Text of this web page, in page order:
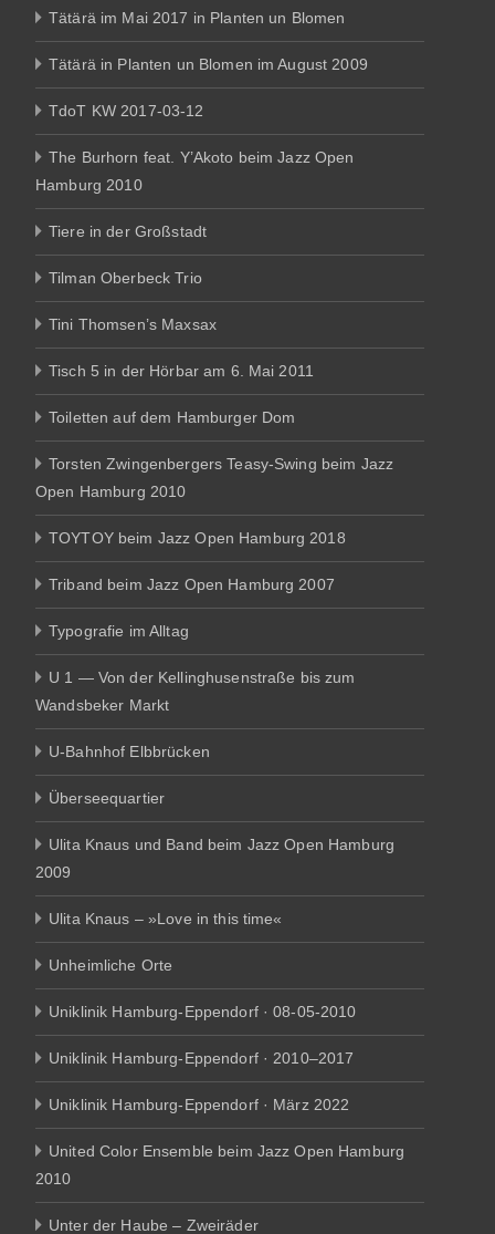
Tätärä im Mai 2017 in Planten un Blomen
Tätärä in Planten un Blomen im August 2009
TdoT KW 2017-03-12
The Burhorn feat. Y’Akoto beim Jazz Open
Hamburg 2010
Tiere in der Großstadt
Tilman Oberbeck Trio
Tini Thomsen’s Maxsax
Tisch 5 in der Hörbar am 6. Mai 2011
Toiletten auf dem Hamburger Dom
Torsten Zwingenbergers Teasy-Swing beim Jazz
Open Hamburg 2010
TOYTOY beim Jazz Open Hamburg 2018
Triband beim Jazz Open Hamburg 2007
Typografie im Alltag
U 1 — Von der Kellinghusenstraße bis zum
Wandsbeker Markt
U-Bahnhof Elbbrücken
Überseequartier
Ulita Knaus und Band beim Jazz Open Hamburg
2009
Ulita Knaus – »Love in this time«
Unheimliche Orte
Uniklinik Hamburg-Eppendorf · 08-05-2010
Uniklinik Hamburg-Eppendorf · 2010–2017
Uniklinik Hamburg-Eppendorf · März 2022
United Color Ensemble beim Jazz Open Hamburg
2010
Unter der Haube – Zweiräder